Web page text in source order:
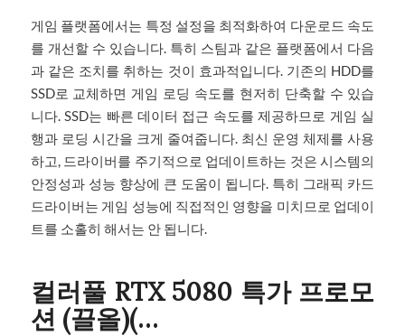
게임 플랫폼에서는 특정 설정을 최적화하여 다운로드 속도
를 개선할 수 있습니다. 특히 스팀과 같은 플랫폼에서 다음
과 같은 조치를 취하는 것이 효과적입니다. 기존의 HDD를
SSD로 교체하면 게임 로딩 속도를 현저히 단축할 수 있습
니다. SSD는 빠른 데이터 접근 속도를 제공하므로 게임 실
행과 로딩 시간을 크게 줄여줍니다. 최신 운영 체제를 사용
하고, 드라이버를 주기적으로 업데이트하는 것은 시스템의
안정성과 성능 향상에 큰 도움이 됩니다. 특히 그래픽 카드
드라이버는 게임 성능에 직접적인 영향을 미치므로 업데이
트를 소홀히 해서는 안 됩니다.
컬러풀 RTX 5080 특가 프로모
션 (끌올)(…